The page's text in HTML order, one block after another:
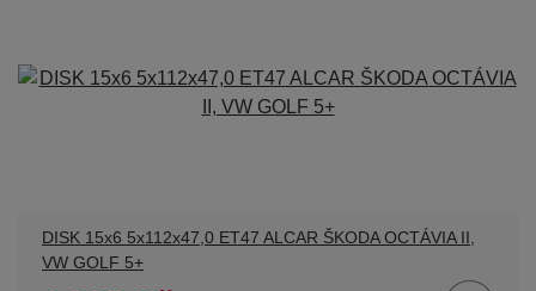
DISK 15x6 5x112x47,0 ET47 ALCAR ŠKODA OCTÁVIA II,
VW GOLF 5+